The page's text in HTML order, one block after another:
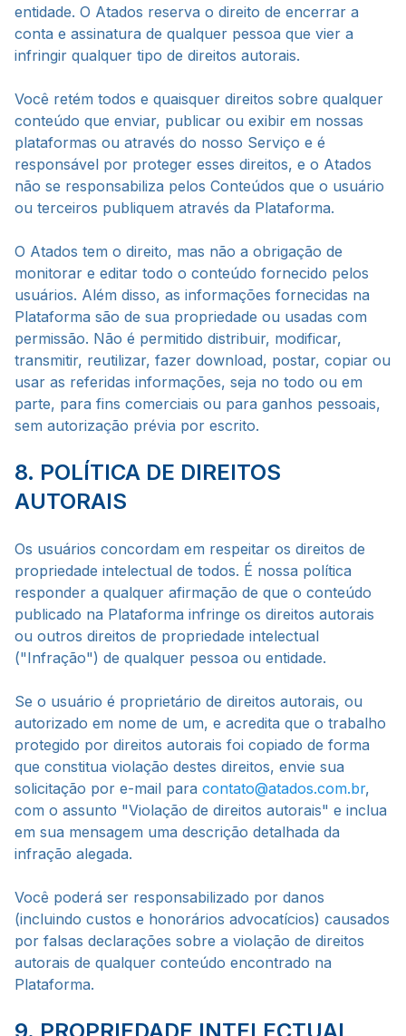
entidade. O Atados reserva o direito de encerrar a
conta e assinatura de qualquer pessoa que vier a
infringir qualquer tipo de direitos autorais.
Você retém todos e quaisquer direitos sobre qualquer
conteúdo que enviar, publicar ou exibir em nossas
plataformas ou através do nosso Serviço e é
responsável por proteger esses direitos, e o Atados
não se responsabiliza pelos Conteúdos que o usuário
ou terceiros publiquem através da Plataforma.
O Atados tem o direito, mas não a obrigação de
monitorar e editar todo o conteúdo fornecido pelos
usuários. Além disso, as informações fornecidas na
Plataforma são de sua propriedade ou usadas com
permissão. Não é permitido distribuir, modificar,
transmitir, reutilizar, fazer download, postar, copiar ou
usar as referidas informações, seja no todo ou em
parte, para fins comerciais ou para ganhos pessoais,
sem autorização prévia por escrito.
8. POLÍTICA DE DIREITOS
AUTORAIS
Os usuários concordam em respeitar os direitos de
propriedade intelectual de todos. É nossa política
responder a qualquer afirmação de que o conteúdo
publicado na Plataforma infringe os direitos autorais
ou outros direitos de propriedade intelectual
("Infração") de qualquer pessoa ou entidade.
Se o usuário é proprietário de direitos autorais, ou
autorizado em nome de um, e acredita que o trabalho
protegido por direitos autorais foi copiado de forma
que constitua violação destes direitos, envie sua
solicitação por e-mail para contato@atados.com.br,
com o assunto "Violação de direitos autorais" e inclua
em sua mensagem uma descrição detalhada da
infração alegada.
Você poderá ser responsabilizado por danos
(incluindo custos e honorários advocatícios) causados
por falsas declarações sobre a violação de direitos
autorais de qualquer conteúdo encontrado na
Plataforma.